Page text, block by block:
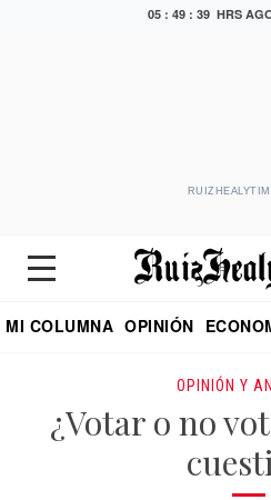
05 : 49 : 40 HRS
MI COLUMNA OPINIÓN
OPINIÓN Y
¿Votar o no